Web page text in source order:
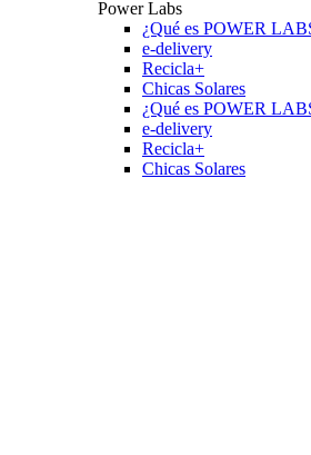
Power Labs
¿Qué es POWER
e-delivery
Recicla+
Chicas Solares
¿Qué es POWER
e-delivery
Recicla+
Chicas Solares